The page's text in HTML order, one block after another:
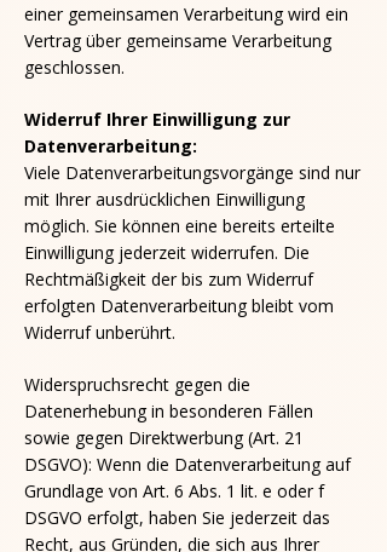
einer gemeinsamen Verarbeitung wird ein
Vertrag über gemeinsame Verarbeitung
geschlossen.
Widerruf Ihrer Einwilligung zur
Datenverarbeitung:
Viele Datenverarbeitungsvorgänge sind nur
mit Ihrer ausdrücklichen Einwilligung
möglich. Sie können eine bereits erteilte
Einwilligung jederzeit widerrufen. Die
Rechtmäßigkeit der bis zum Widerruf
erfolgten Datenverarbeitung bleibt vom
Widerruf unberührt.
Widerspruchsrecht gegen die
Datenerhebung in besonderen Fällen
sowie gegen Direktwerbung (Art. 21
DSGVO): Wenn die Datenverarbeitung auf
Grundlage von Art. 6 Abs. 1 lit. e oder f
DSGVO erfolgt, haben Sie jederzeit das
Recht, aus Gründen, die sich aus Ihrer